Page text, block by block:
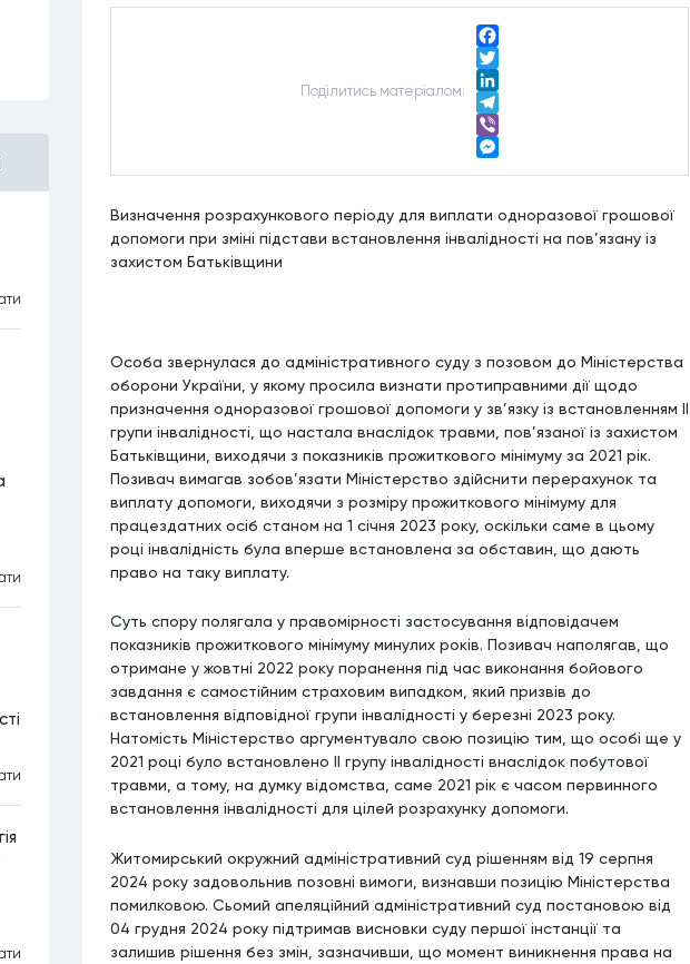
Подiлитись матерiалом:
Facebook
Twitter
LinkedIn
Telegram
Viber
Визначення розрахункового періоду для виплати одноразової грошової
допомоги при зміні підстави встановлення інвалідності на пов’язану із
захистом Батьківщини
Особа звернулася до адміністративного суду з позовом до Міністерства
оборони України, у якому просила визнати протиправними дії щодо
призначення одноразової грошової допомоги у зв’язку із встановленням ІІ
групи інвалідності, що настала внаслідок травми, пов’язаної із захистом
Батьківщини, виходячи з показників прожиткового мінімуму за 2021 рік.
Позивач вимагав зобов’язати Міністерство здійснити перерахунок та
виплату допомоги, виходячи з розміру прожиткового мінімуму для
працездатних осіб станом на 1 січня 2023 року, оскільки саме в цьому
році інвалідність була вперше встановлена за обставин, що дають
право на таку виплату.
Суть спору полягала у правомірності застосування відповідачем
показників прожиткового мінімуму минулих років. Позивач наполягав, що
отримане у жовтні 2022 року поранення під час виконання бойового
завдання є самостійним страховим випадком, який призвів до
встановлення відповідної групи інвалідності у березні 2023 року.
Натомість Міністерство аргументувало свою позицію тим, що особі ще у
2021 році було встановлено ІІ групу інвалідності внаслідок побутової
травми, а тому, на думку відомства, саме 2021 рік є часом первинного
встановлення інвалідності для цілей розрахунку допомоги.
Житомирський окружний адміністративний суд рішенням від 19 серпня
2024 року задовольнив позовні вимоги, визнавши позицію Міністерства
помилковою. Сьомий апеляційний адміністративний суд постановою від
04 грудня 2024 року підтримав висновки суду першої інстанції та
залишив рішення без змін, зазначивши, що момент виникнення права на